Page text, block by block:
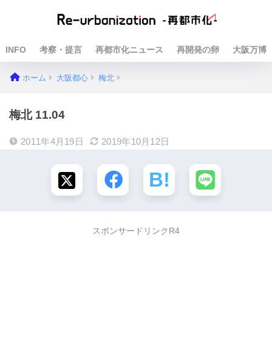
INFO 考察・提言 再都市化ニュース 再開発の卵 大阪万博
ホーム 大阪都心 梅北
梅北 11.04
2011年4月19日 2019年10月12日
スポンサードリンクR4